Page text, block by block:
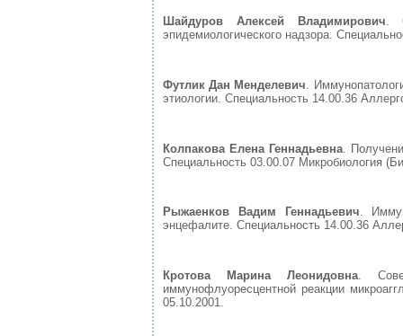
Шайдуров Алексей Владимирович.
эпидемиологического надзора.
Футлик Дан Менделевич .
этиологии. Специальность 14.00.36
Колпакова Елена Геннадьевна .
Специальность 03.00.07 Микробиология
Рыжаенков Вадим Геннадьевич.
энцефалите. Специальность 14.00.36
Кротова Марина Леонидовна .
иммунофлуоресцентной реакции
05.10.2001.